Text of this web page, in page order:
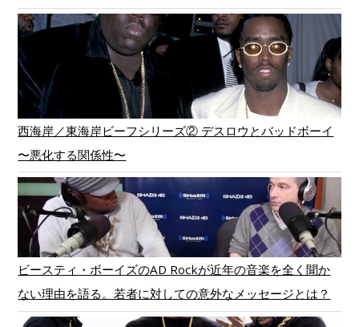
西海岸／東海岸ビーフシリーズ② デスロウとバッドボーイ
〜悪化する関係性〜
ビースティ・ボーイズのAD Rockが近年の音楽を全く聞か
ない理由を語る。若者に対しての意外なメッセージとは？